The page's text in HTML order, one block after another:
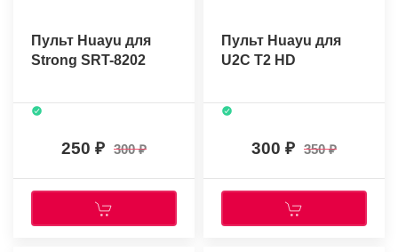
Пульт Huayu для
Strong SRT-8202
250 300
Пульт Huayu для
U2C T2 HD
300 350